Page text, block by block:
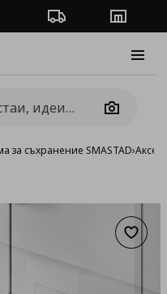
Проследяване на
Camera
за съхранение SMASTAD›